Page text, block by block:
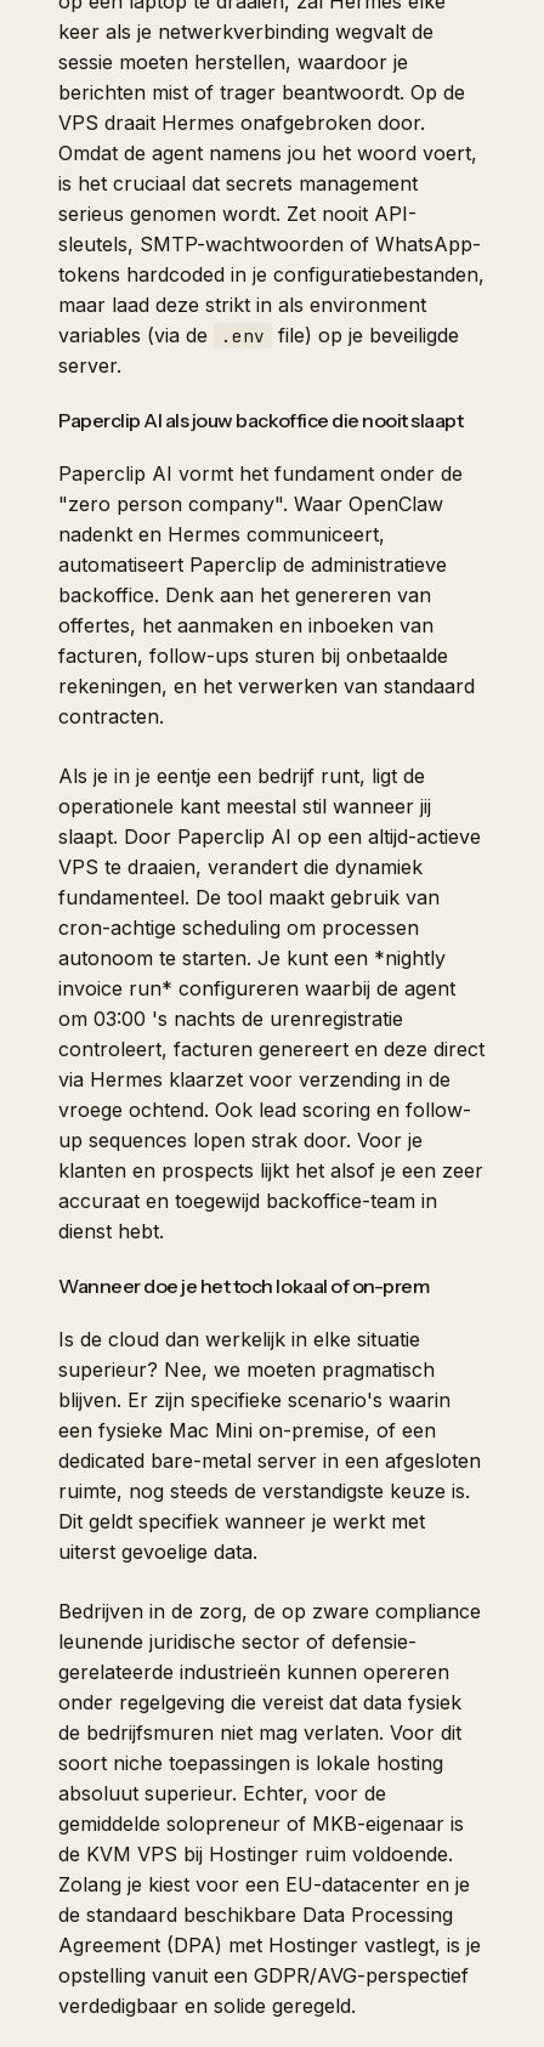
keer als je netwerkverbinding wegvalt de
sessie moeten herstellen, waardoor je
berichten mist of trager beantwoordt. Op de
VPS draait Hermes onafgebroken door.
Omdat de agent namens jou het woord voert,
is het cruciaal dat secrets management
serieus genomen wordt. Zet nooit API-
sleutels, SMTP-wachtwoorden of WhatsApp-
tokens hardcoded in je configuratiebestanden,
maar laad deze strikt in als environment
variables (via de
.env
file) op je beveiligde
server.
Paperclip AI als jouw backoffice die nooit slaapt
Paperclip AI vormt het fundament onder de
"zero person company". Waar OpenClaw
nadenkt en Hermes communiceert,
automatiseert Paperclip de administratieve
backoffice. Denk aan het genereren van
offertes, het aanmaken en inboeken van
facturen, follow-ups sturen bij onbetaalde
rekeningen, en het verwerken van standaard
contracten.
Als je in je eentje een bedrijf runt, ligt de
operationele kant meestal stil wanneer jij
slaapt. Door Paperclip AI op een altijd-actieve
VPS te draaien, verandert die dynamiek
fundamenteel. De tool maakt gebruik van
cron-achtige scheduling om processen
autonoom te starten. Je kunt een *nightly
invoice run* configureren waarbij de agent
om 03:00 's nachts de urenregistratie
controleert, facturen genereert en deze direct
via Hermes klaarzet voor verzending in de
vroege ochtend. Ook lead scoring en follow-
up sequences lopen strak door. Voor je
klanten en prospects lijkt het alsof je een zeer
accuraat en toegewijd backoffice-team in
dienst hebt.
Wanneer doe je het toch lokaal of on-prem
Is de cloud dan werkelijk in elke situatie
superieur? Nee, we moeten pragmatisch
blijven. Er zijn specifieke scenario's waarin
een fysieke Mac Mini on-premise, of een
dedicated bare-metal server in een afgesloten
ruimte, nog steeds de verstandigste keuze is.
Dit geldt specifiek wanneer je werkt met
uiterst gevoelige data.
Bedrijven in de zorg, de op zware compliance
leunende juridische sector of defensie-
gerelateerde industrieën kunnen opereren
onder regelgeving die vereist dat data fysiek
de bedrijfsmuren niet mag verlaten. Voor dit
soort niche toepassingen is lokale hosting
absoluut superieur. Echter, voor de
gemiddelde solopreneur of MKB-eigenaar is
de KVM VPS bij Hostinger ruim voldoende.
Zolang je kiest voor een EU-datacenter en je
de standaard beschikbare Data Processing
Agreement (DPA) met Hostinger vastlegt, is je
opstelling vanuit een GDPR/AVG-perspectief
verdedigbaar en solide geregeld.